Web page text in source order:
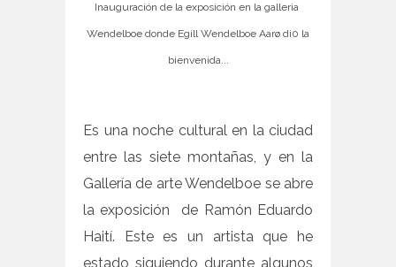
Inauguración de la exposición en la galleria
Wendelboe donde Egill Wendelboe Aarø di0 la
bienvenida...
Es una noche cultural en la ciudad
entre las siete montañas, y en la
Gallería de arte Wendelboe se abre
la exposición de Ramón Eduardo
Haití. Este es un artista que he
estado siguiendo durante algunos